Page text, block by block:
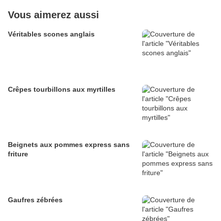
Vous aimerez aussi
Véritables scones anglais
Crêpes tourbillons aux myrtilles
Beignets aux pommes express sans
friture
Gaufres zébrées